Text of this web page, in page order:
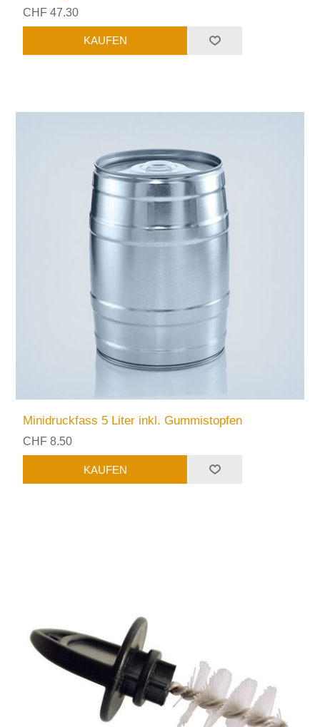
CHF 47.30
Minidruckfass 5 Liter inkl. Gummistopfen
CHF 8.50